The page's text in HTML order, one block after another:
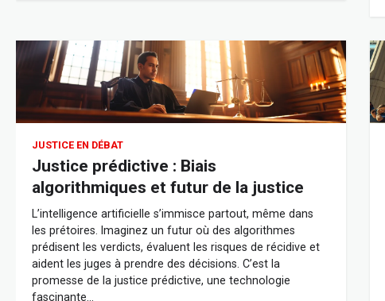
JUSTICE EN DÉBAT
Justice prédictive : Biais
algorithmiques et futur de la justice
L’intelligence artificielle s’immisce partout, même dans
les prétoires. Imaginez un futur où des algorithmes
prédisent les verdicts, évaluent les risques de récidive et
aident les juges à prendre des décisions. C’est la
promesse de la justice prédictive, une technologie
fascinante…